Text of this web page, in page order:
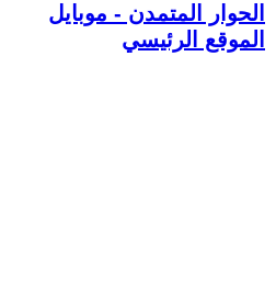
الحوار المتمدن - موبايل
الموقع الرئيسي